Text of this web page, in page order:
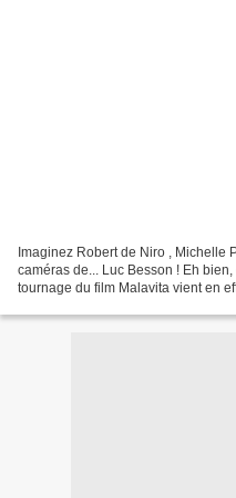
Imaginez Robert de Niro , Michelle
caméras de... Luc Besson ! Eh
tournage du film Malavita vient en